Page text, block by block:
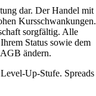
dar. Der Handel mit
Kursschwankungen.
sorgfältig. Alle
Status sowie dem
ändern.
Up-Stufe. Spreads